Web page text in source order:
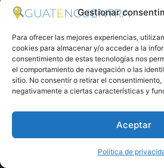
Gestionar
Para ofrecer las mejores experiencias,
cookies para almacenar y/o acceder a la
consentimiento de estas tecnologías nos
el comportamiento de navegación o las
sitio. No consentir o retirar el
negativamente a ciertas características y
Aceptar
Política de
Entrar